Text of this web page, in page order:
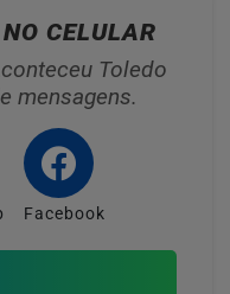
NO CELULAR
Toledo
mensagens.
Facebook